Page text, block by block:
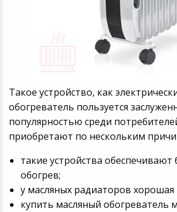
Такое устройство, как
обогреватель пользуется
популярностью среди
приобретают по нескольким
такие устройства обеспечивают
обогрев;
у масляных радиаторов хорошая
купить масляный обогреватель